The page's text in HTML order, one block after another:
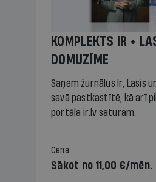
KOMPLEKTS IR +
DOMUZĪME
Saņem žurnālus Ir, Lasis
savā pastkastītē, kā arī
portāla ir.lv saturam.
Cena
Sākot no 11,00 €/mēn.